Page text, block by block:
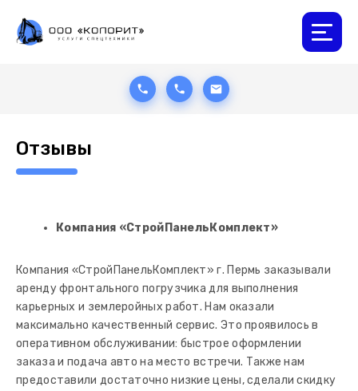
Отзывы
Компания «СтройПанельКомплект»
Компания «СтройПанельКомплект» г. Пермь заказывали
аренду фронтального погрузчика для вы­полнения
карьерных и землеройных работ. Нам оказали
максимально качественный сервис. Это проявилось в
оперативном обслуживании: быстрое оформлении
заказа и подача авто на место встречи. Также нам
предоставили достаточно низкие цены, сделали скидку